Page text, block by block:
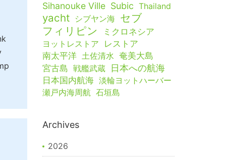
Sihanouke Ville Subic Thailand
yacht シブヤン海 セブ
フィリピン
ミクロネシア
ヨットレストア
レストア
南太平洋 土佐清水 奄美大島
宮古島 戦艦武蔵 日本への航海
日本国内航海 淡輪ヨットハーバー
瀬戸内海周航 石垣島
Archives
2026